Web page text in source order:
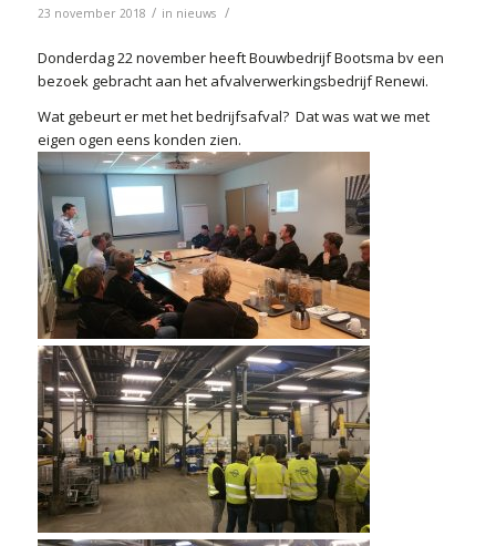
23 november 2018 / in nieuws /
Donderdag 22 november heeft Bouwbedrijf Bootsma bv een
bezoek gebracht aan het afvalverwerkingsbedrijf Renewi.
Wat gebeurt er met het bedrijfsafval? Dat was wat we met
eigen ogen eens konden zien.